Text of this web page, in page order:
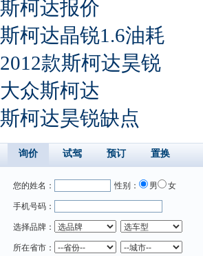
斯柯达报价
斯柯达晶锐1.6油耗
2012款斯柯达昊锐
大众斯柯达
斯柯达昊锐缺点
询价 试驾 预订 置换
您的姓名： 性别： 男 女
手机号码：
选择品牌：
所在省市：